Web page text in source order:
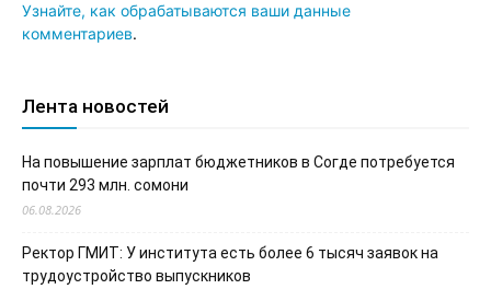
Узнайте, как обрабатываются ваши данные
комментариев.
Лента новостей
На повышение зарплат бюджетников в Согде потребуется
почти 293 млн. сомони
06.08.2026
Ректор ГМИТ: У института есть более 6 тысяч заявок на
трудоустройство выпускников